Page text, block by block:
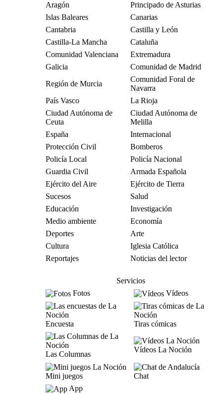
Aragón
Principado de Asturias
Islas Baleares
Canarias
Cantabria
Castilla y León
Castilla-La Mancha
Cataluña
Comunidad Valenciana
Extremadura
Galicia
Comunidad de Madrid
Región de Murcia
Comunidad Foral de
Navarra
País Vasco
La Rioja
Ciudad Autónoma de
Ceuta
Ciudad Autónoma de
Melilla
España
Internacional
Protección Civil
Bomberos
Policía Local
Policía Nacional
Guardia Civil
Armada Española
Ejército del Aire
Ejército de Tierra
Sucesos
Salud
Educación
Investigación
Medio ambiente
Economía
Deportes
Arte
Cultura
Iglesia Católica
Reportajes
Noticias del lector
Servicios
Fotos
Vídeos
Encuesta Tiras cómicas
Las Columnas
Vídeos La Noción
Mini juegos
Chat
App